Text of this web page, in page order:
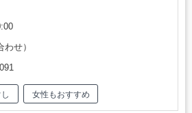
わせ）
女性もおすすめ